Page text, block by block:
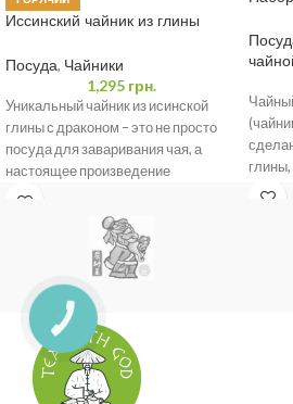
Иссинский чайник из глины
Посуда, Чайники
1,295 грн.
Уникальный чайник из исинской
глины с драконом – это не просто
посуда для заваривания чая, а
настоящее произведение
искусства. Он